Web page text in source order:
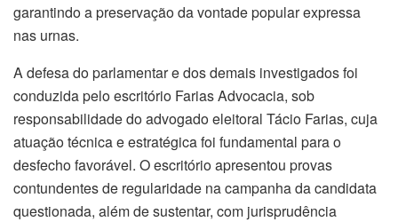
garantindo a preservação da vontade popular expressa
nas urnas.
A defesa do parlamentar e dos demais investigados foi
conduzida pelo escritório Farias Advocacia, sob
responsabilidade do advogado eleitoral Tácio Farias, cuja
atuação técnica e estratégica foi fundamental para o
desfecho favorável. O escritório apresentou provas
contundentes de regularidade na campanha da candidata
questionada, além de sustentar, com jurisprudência